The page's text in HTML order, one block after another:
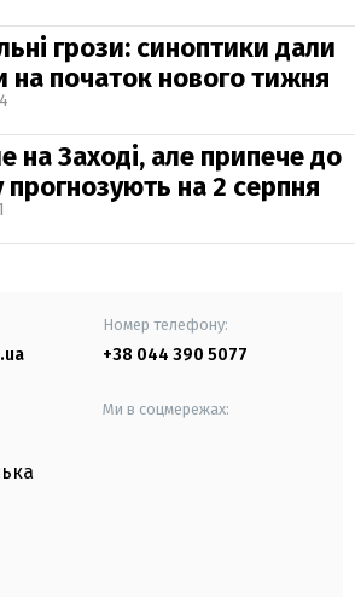
грози: синоптики дали
на початок нового тижня
Заході, але припече до
прогнозують на 2 серпня
Номер телефону:
+38 044 390 5077
Ми в соцмережах: